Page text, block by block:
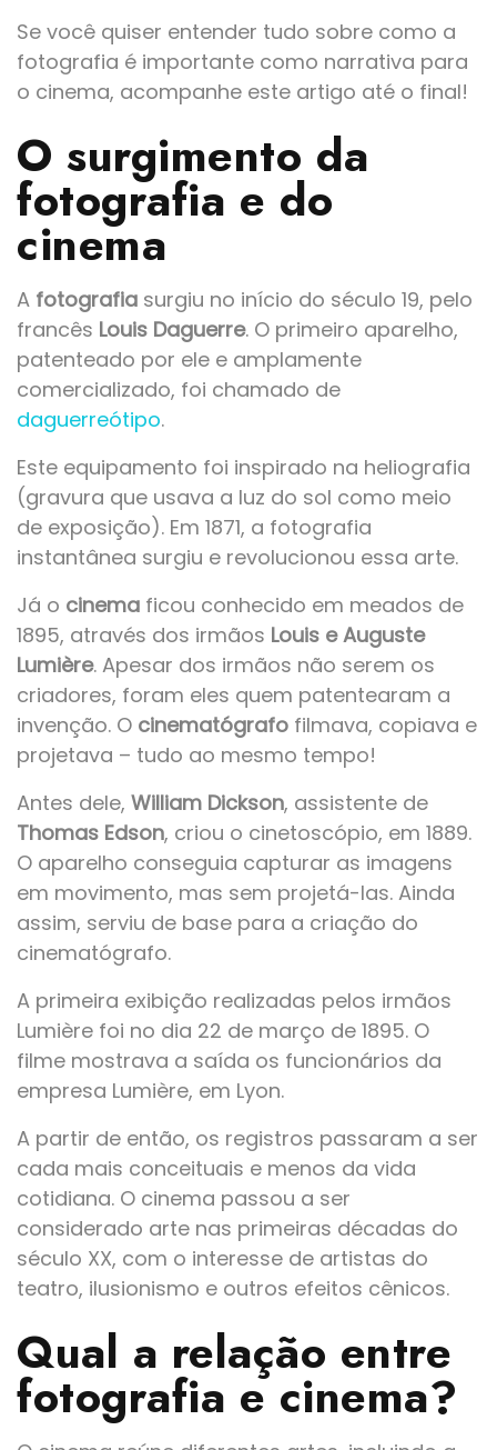
Se você quiser entender tudo sobre como a
fotografia é importante como narrativa para
o cinema, acompanhe este artigo até o final!
O surgimento da
fotografia e do
cinema
A fotografia surgiu no início do século 19, pelo
francês Louis Daguerre. O primeiro aparelho,
patenteado por ele e amplamente
comercializado, foi chamado de
daguerreótipo.
Este equipamento foi inspirado na heliografia
(gravura que usava a luz do sol como meio
de exposição). Em 1871, a fotografia
instantânea surgiu e revolucionou essa arte.
Já o cinema ficou conhecido em meados de
1895, através dos irmãos Louis e Auguste
Lumière. Apesar dos irmãos não serem os
criadores, foram eles quem patentearam a
invenção. O cinematógrafo filmava, copiava e
projetava – tudo ao mesmo tempo!
Antes dele, William Dickson, assistente de
Thomas Edson, criou o cinetoscópio, em 1889.
O aparelho conseguia capturar as imagens
em movimento, mas sem projetá-las. Ainda
assim, serviu de base para a criação do
cinematógrafo.
A primeira exibição realizadas pelos irmãos
Lumière foi no dia 22 de março de 1895. O
filme mostrava a saída os funcionários da
empresa Lumière, em Lyon.
A partir de então, os registros passaram a ser
cada mais conceituais e menos da vida
cotidiana. O cinema passou a ser
considerado arte nas primeiras décadas do
século XX, com o interesse de artistas do
teatro, ilusionismo e outros efeitos cênicos.
Qual a relação entre
fotografia e cinema?